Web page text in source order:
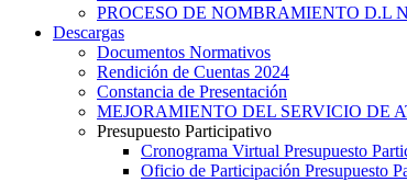
PROCESO DE NOMBRAMIENTO D.L
Descargas
Documentos Normativos
Rendición de Cuentas 2024
Constancia de Presentación
MEJORAMIENTO DEL SERVICIO DE
Presupuesto Participativo
Cronograma Virtual Presupuesto
Oficio de Participación Presupuesto